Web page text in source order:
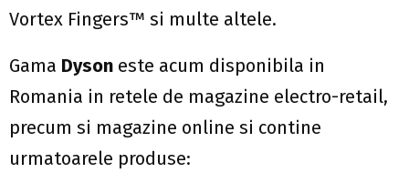
Vortex Fingers™ si multe altele.
Gama Dyson este acum disponibila in
Romania in retele de magazine electro-retail,
precum si magazine online si contine
urmatoarele produse: